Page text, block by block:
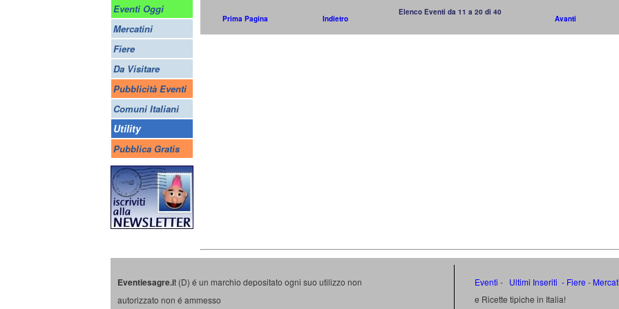
Eventi Oggi
Mercatini
Fiere
Da Visitare
Pubblicità Eventi
Comuni Italiani
Utility
Pubblica Gratis
Prima Pagina Indietro
Elenco Eventi da 11 a 20 di 40
Avanti
Eventiesagre.it (D) é un marchio depositato ogni suo utilizzo non
autorizzato non é ammesso
Eventi - Ultimi Inseriti - Fiere -
e Ricette tipiche in Italia!